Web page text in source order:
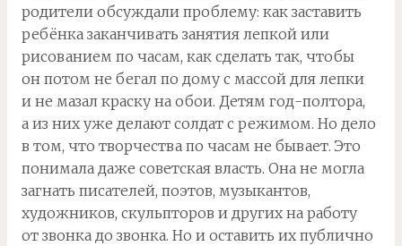
родители обсуждали проблему: как заставить
ребёнка заканчивать занятия лепкой или
рисованием по часам, как сделать так, чтобы
он потом не бегал по дому с массой для лепки
и не мазал краску на обои. Детям год-полтора,
а из них уже делают солдат с режимом. Но дело
в том, что творчества по часам не бывает. Это
понимала даже советская власть. Она не могла
загнать писателей, поэтов, музыкантов,
художников, скульпторов и других на работу
от звонка до звонка. Но и оставить их публично